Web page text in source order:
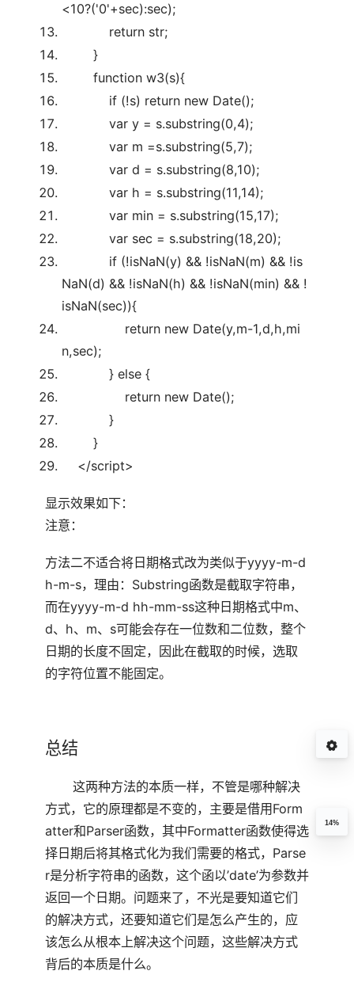
<10?('0'+sec):sec);
return str;
}
function w3(s){
if (!s) return new Date();
var y = s.substring(0,4);
var m =s.substring(5,7);
var d = s.substring(8,10);
var h = s.substring(11,14);
var min = s.substring(15,17);
var sec = s.substring(18,20);
if (!isNaN(y) && !isNaN(m) && !is
NaN(d) && !isNaN(h) && !isNaN(min) && !
isNaN(sec)){
return new Date(y,m-1,d,h,mi
n,sec);
}else {
return new Date();
}
}
</script>
显示效果如下：
注意：
方法二不适合将日期格式改为类似于yyyy-m-d
h-m-s，理由：Substring函数是截取字符串，
而在yyyy-m-d hh-mm-ss这种日期格式中m、
d、h、m、s可能会存在一位数和二位数，整个
日期的长度不固定，因此在截取的时候，选取
的字符位置不能固定。
总结
这两种方法的本质一样，不管是哪种解决
方式，它的原理都是不变的，主要是借用Form
atter和Parser函数，其中Formatter函数使得选
择日期后将其格式化为我们需要的格式，Parse
r是分析字符串的函数，这个函以’date’为参数并
返回一个日期。问题来了，不光是要知道它们
的解决方式，还要知道它们是怎么产生的，应
该怎么从根本上解决这个问题，这些解决方式
背后的本质是什么。
14%